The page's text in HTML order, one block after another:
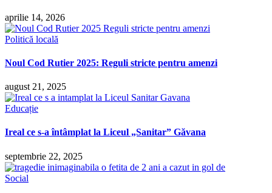
aprilie 14, 2026
Politică locală
Noul Cod Rutier 2025: Reguli stricte pentru amenzi
august 21, 2025
Educație
Ireal ce s-a întâmplat la Liceul „Sanitar” Găvana
septembrie 22, 2025
Social